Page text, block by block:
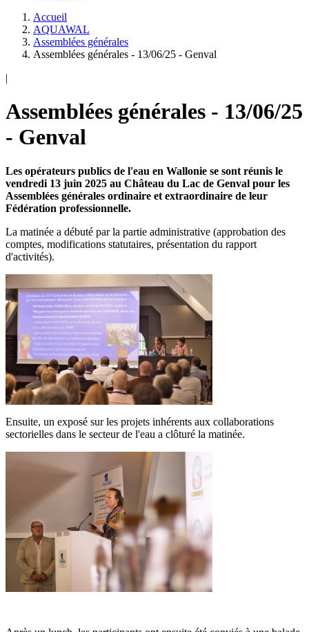
Accueil
AQUAWAL
Assemblées générales
Assemblées générales - 13/06/25 - Genval
|
Assemblées générales - 13/06/25
- Genval
Les opérateurs publics de l'eau en Wallonie se sont réunis le
vendredi 13 juin 2025 au Château du Lac de Genval pour les
Assemblées générales ordinaire et extraordinaire de leur
Fédération professionnelle.
La matinée a débuté par la partie administrative (approbation des
comptes, modifications statutaires, présentation du rapport
d'activités).
Ensuite, un exposé sur les projets inhérents aux collaborations
sectorielles dans le secteur de l'eau a clôturé la matinée.